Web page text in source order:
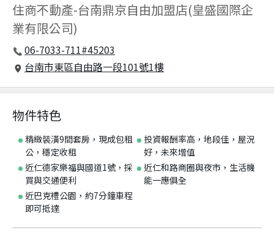
住商不動產-台南鼎京自由加盟店(皇盛國際企
業有限公司)
06-7033-711#45203
台南市東區自由路一段101號1樓
物件特色
精緻裝潢9間套房，現成包租
公，穩定收租
投資報酬率高，地段佳，屋況
好，未來增值
近仁德家樂福與國道1號，採
買與交通便利
近仁和路商圈與夜市，生活機
能一應俱全
近巴克禮公園，約7分鐘車程
即可抵達